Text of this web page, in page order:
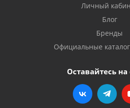
Личный
Блог
Бренды
Официальные
Оставайтесь на